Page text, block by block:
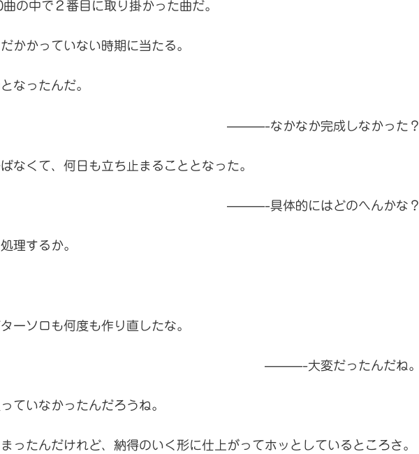
の中で２番目に取り掛かった曲だ。
かかっていない時期に当たる。
なったんだ。
———-なかなか完成しなかった？
なくて、何日も立ち止まることとなった。
———-具体的にはどのへんかな？
理するか。
ーソロも何度も作り直したな。
———-大変だったんだね。
ていなかったんだろうね。
ったんだけれど、納得のいく形に仕上がってホッとしているところさ。